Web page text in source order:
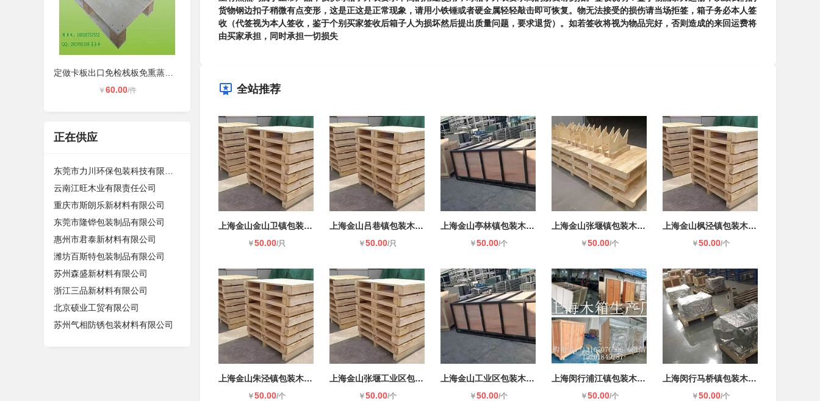
￥ 60.00/件
正在供应
云南江旺木业有限责任公司
重庆市斯朗乐新材料有限公司
东莞市隆铧包装制品有限公司
惠州市君泰新材料有限公司
潍坊百斯特包装制品有限公司
苏州森盛新材料有限公司
浙江三品新材料有限公司
北京硕业工贸有限公司
苏州气相防锈包装材料有限公司
货物钢边扣子稍微有点变形，这是正这是正常现象，请用小铁锤或者硬金属轻轻敲击即可恢复。物无法接受的损伤请当场拒签，箱子务必本人签
收（代签视为本人签收，鉴于个别买家签收后箱子人为损坏然后提出质量问题，要求退货）。如若签收将视为物品完好，否则造成的来回运费将
由买家承担，同时承担一切损失
全站推荐
上海金山金山卫镇包装木箱木托盘
￥50.00/只
上海金山吕巷镇包装木箱木托盘
￥50.00/只
上海金山亭林镇包装木箱木托盘
￥50.00/个
上海金山张堰镇包装木箱木托盘
￥50.00/个
上海金山枫泾镇包装木箱木托盘
￥50.00/个
上海金山朱泾镇包装木箱木托盘
￥50.00/个
上海金山张堰工业区包装木箱木托盘
￥50.00/个
上海金山工业区包装木箱木托盘
￥50.00/个
上海闵行浦江镇包装木箱木托盘
￥50.00/个
上海闵行马桥镇包装木箱木托盘
￥50.00/个